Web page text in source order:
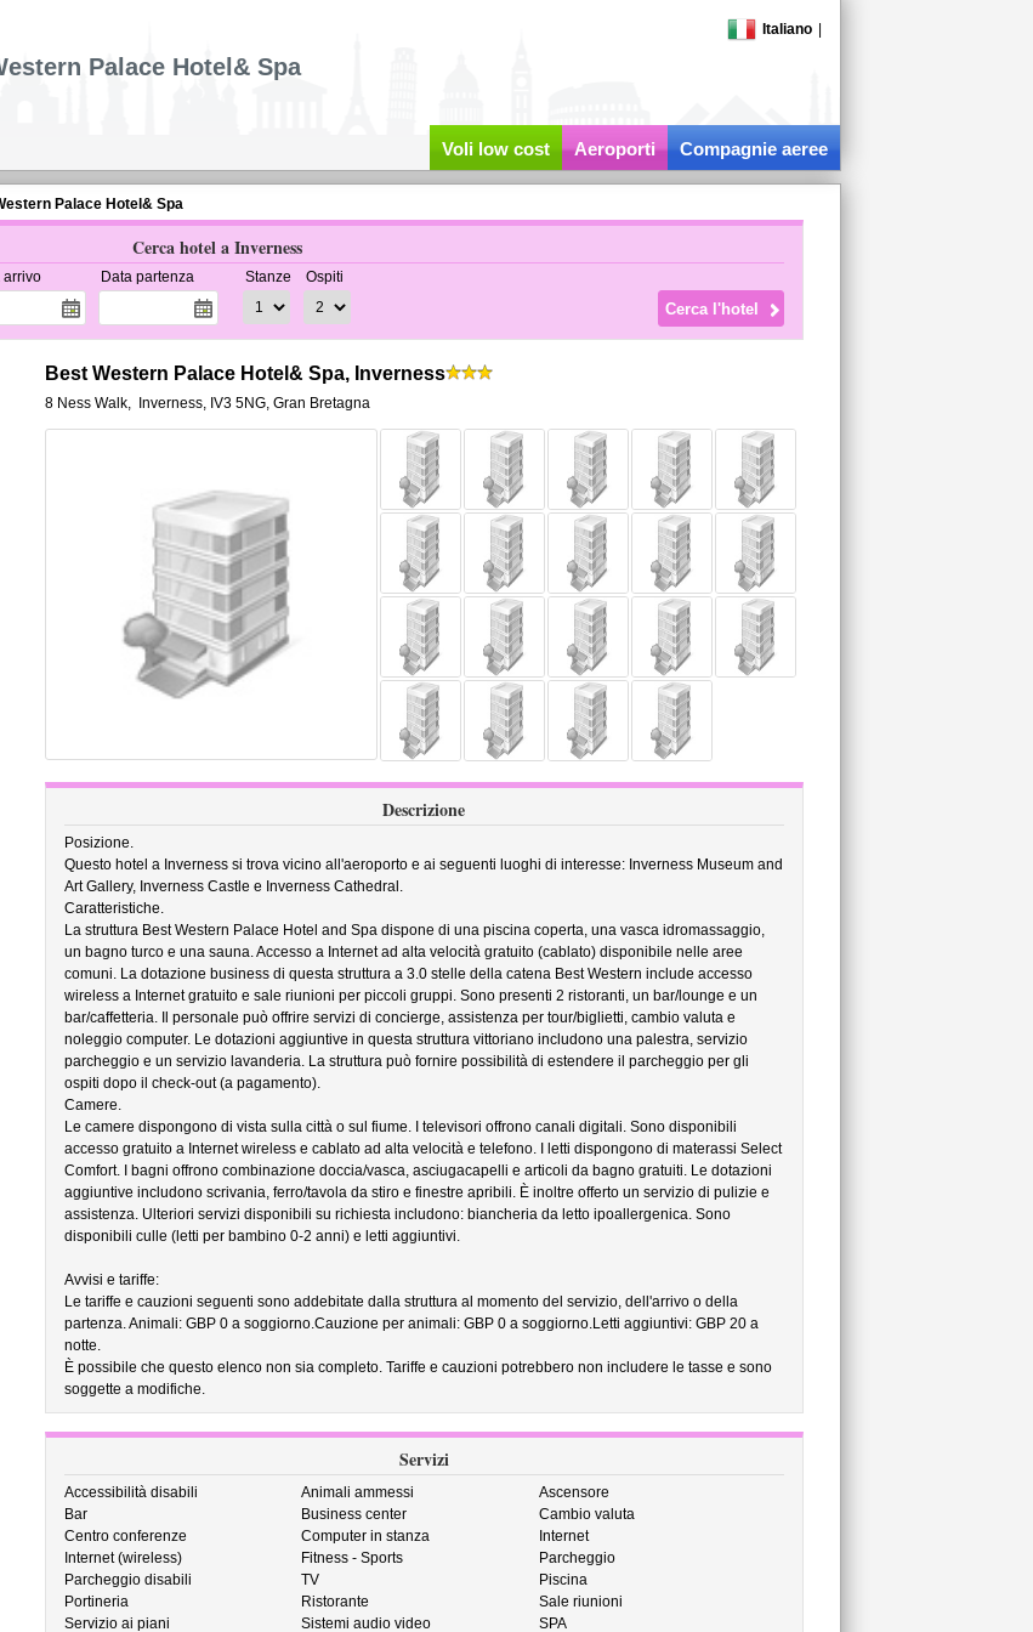
Italiano
Palace Hotel& Spa
Voli low cost Aeroporti Compagnie aeree
Palace Hotel& Spa
Cerca hotel a Inverness
arrivo Data partenza Stanze Ospiti
Best Western Palace Hotel& Spa, Inverness
8 Ness Walk, Inverness, IV3 5NG, Gran Bretagna
Descrizione
Posizione.
Questo hotel a Inverness si trova vicino all'aeroporto e ai seguenti luoghi di interesse: Inverness Museum and
Art Gallery, Inverness Castle e Inverness Cathedral.
Caratteristiche.
La struttura Best Western Palace Hotel and Spa dispone di una piscina coperta, una vasca idromassaggio,
un bagno turco e una sauna. Accesso a Internet ad alta velocità gratuito (cablato) disponibile nelle aree
comuni. La dotazione business di questa struttura a 3.0 stelle della catena Best Western include accesso
wireless a Internet gratuito e sale riunioni per piccoli gruppi. Sono presenti 2 ristoranti, un bar/lounge e un
bar/caffetteria. Il personale può offrire servizi di concierge, assistenza per tour/biglietti, cambio valuta e
noleggio computer. Le dotazioni aggiuntive in questa struttura vittoriano includono una palestra, servizio
parcheggio e un servizio lavanderia. La struttura può fornire possibilità di estendere il parcheggio per gli
ospiti dopo il check-out (a pagamento).
Camere.
Le camere dispongono di vista sulla città o sul fiume. I televisori offrono canali digitali. Sono disponibili
accesso gratuito a Internet wireless e cablato ad alta velocità e telefono. I letti dispongono di materassi Select
Comfort. I bagni offrono combinazione doccia/vasca, asciugacapelli e articoli da bagno gratuiti. Le dotazioni
aggiuntive includono scrivania, ferro/tavola da stiro e finestre apribili. È inoltre offerto un servizio di pulizie e
assistenza. Ulteriori servizi disponibili su richiesta includono: biancheria da letto ipoallergenica. Sono
disponibili culle (letti per bambino 0-2 anni) e letti aggiuntivi.
Avvisi e tariffe:
Le tariffe e cauzioni seguenti sono addebitate dalla struttura al momento del servizio, dell'arrivo o della
partenza. Animali: GBP 0 a soggiorno.Cauzione per animali: GBP 0 a soggiorno.Letti aggiuntivi: GBP 20 a
notte.
È possibile che questo elenco non sia completo. Tariffe e cauzioni potrebbero non includere le tasse e sono
soggette a modifiche.
Servizi
Accessibilità disabili Animali ammessi
Ascensore
Bar
Business center
Cambio valuta
Centro conferenze
Computer in stanza
Internet
Internet (wireless)
Fitness - Sports
Parcheggio
Parcheggio disabili
TV
Piscina
Portineria
Ristorante
Sale riunioni
Servizio ai piani
Sistemi audio video SPA